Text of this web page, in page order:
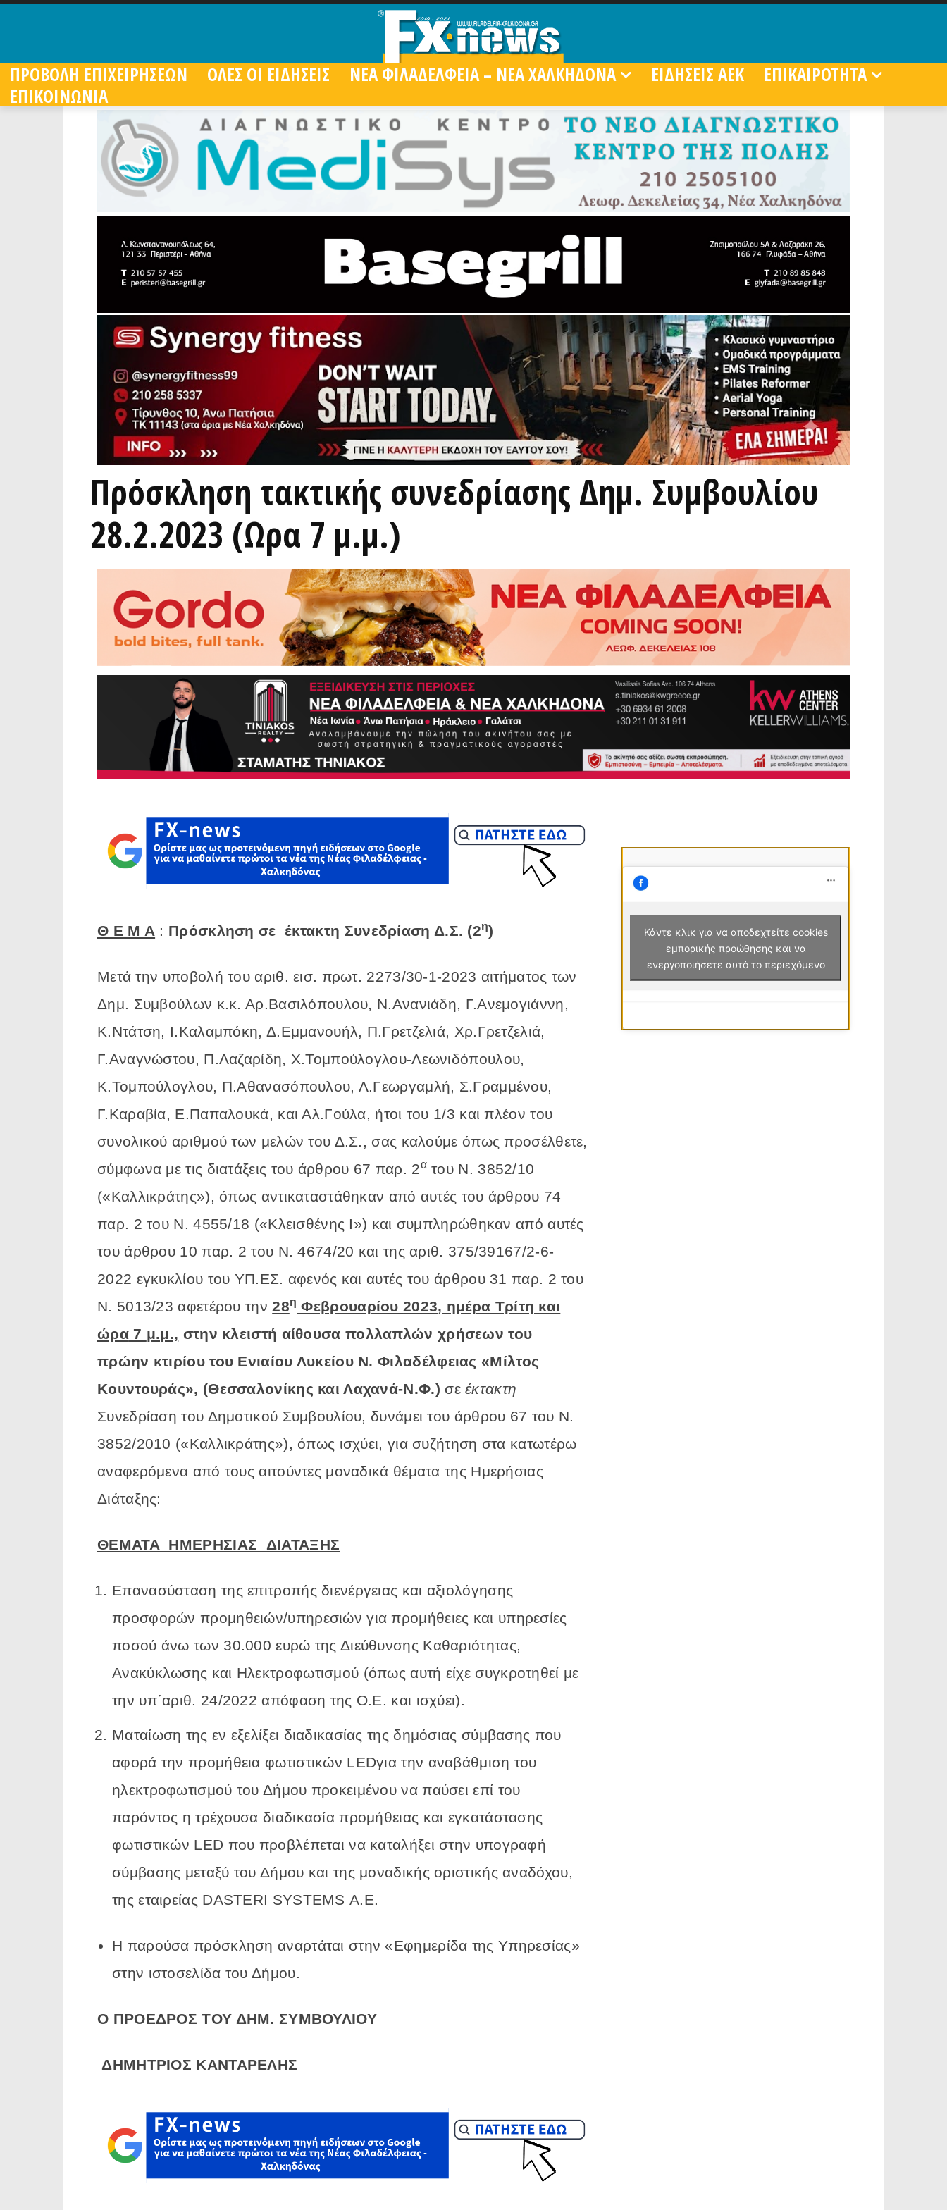
ΠΡΟΒΟΛΗ ΕΠΙΧΕΙΡΗΣΕΩΝ ΟΛΕΣ ΟΙ ΕΙΔΗΣΕΙΣ ΝΕΑ ΦΙΛΑΔΕΛΦΕΙΑ – ΝΕΑ ΧΑΛΚΗΔΟΝΑ ΕΙΔΗΣΕΙΣ ΑΕΚ
ΕΠΙΚΑΙΡΟΤΗΤΑ
ΕΠΙΚΟΙΝΩΝΙΑ
Πρόσκληση τακτικής συνεδρίασης Δημ. Συμβουλίου
28.2.2023 (Ωρα 7 μ.μ.)
Θ Ε Μ Α : Πρόσκληση σε έκτακτη Συνεδρίαση Δ.Σ. (2η)
Μετά την υποβολή του αριθ. εισ. πρωτ. 2273/30-1-2023 αιτήματος των
Δημ. Συμβούλων κ.κ. Αρ.Βασιλόπουλου, Ν.Ανανιάδη, Γ.Ανεμογιάννη,
Κ.Ντάτση, Ι.Καλαμπόκη, Δ.Εμμανουήλ, Π.Γρετζελιά, Χρ.Γρετζελιά,
Γ.Αναγνώστου, Π.Λαζαρίδη, Χ.Τομπούλογλου-Λεωνιδόπουλου,
Κ.Τομπούλογλου, Π.Αθανασόπουλου, Λ.Γεωργαμλή, Σ.Γραμμένου,
Γ.Καραβία, Ε.Παπαλουκά, και Αλ.Γούλα, ήτοι του 1/3 και πλέον του
συνολικού αριθμού των μελών του Δ.Σ., σας καλούμε όπως προσέλθετε,
σύμφωνα με τις διατάξεις του άρθρου 67 παρ. 2ατου Ν. 3852/10
(«Καλλικράτης»), όπως αντικαταστάθηκαν από αυτές του άρθρου 74
παρ. 2 του Ν. 4555/18 («Κλεισθένης Ι») και συμπληρώθηκαν από αυτές
του άρθρου 10 παρ. 2 του Ν. 4674/20 και της αριθ. 375/39167/2-6-
2022 εγκυκλίου του ΥΠ.ΕΣ. αφενός και αυτές του άρθρου 31 παρ. 2 του
Ν. 5013/23 αφετέρου την28η Φεβρουαρίου2023, ημέρα Τρίτη και
ώρα7 μ.μ., στην κλειστή αίθουσα πολλαπλών χρήσεων του
πρώην κτιρίου του Ενιαίου Λυκείου Ν. Φιλαδέλφειας «Μίλτος
Κουντουράς», (Θεσσαλονίκης και Λαχανά-Ν.Φ.) σεέκτακτη
Συνεδρίαση του Δημοτικού Συμβουλίου, δυνάμει του άρθρου 67 του Ν.
3852/2010 («Καλλικράτης»), όπως ισχύει, για συζήτηση στα κατωτέρω
αναφερόμενα από τους αιτούντες μοναδικά θέματα της Ημερήσιας
Διάταξης:
ΘΕΜΑΤΑ ΗΜΕΡΗΣΙΑΣ ΔΙΑΤΑΞΗΣ
Επανασύσταση της επιτροπής διενέργειας και αξιολόγησης
προσφορών προμηθειών/υπηρεσιών για προμήθειες και υπηρεσίες
ποσού άνω των 30.000 ευρώ της Διεύθυνσης Καθαριότητας,
Ανακύκλωσης και Ηλεκτροφωτισμού (όπως αυτή είχε συγκροτηθεί με
την υπ΄αριθ. 24/2022 απόφαση της Ο.Ε. και ισχύει).
Ματαίωση της εν εξελίξει διαδικασίας της δημόσιας σύμβασης που
αφορά την προμήθεια φωτιστικών LEDγια την αναβάθμιση του
ηλεκτροφωτισμού του Δήμου προκειμένου να παύσει επί του
παρόντος η τρέχουσα διαδικασία προμήθειας και εγκατάστασης
φωτιστικών LED που προβλέπεται να καταλήξει στην υπογραφή
σύμβασης μεταξύ του Δήμου και της μοναδικής οριστικής αναδόχου,
της εταιρείας DASTERI SYSTEMS A.E.
Η παρούσα πρόσκληση αναρτάται στην «Εφημερίδα της Υπηρεσίας»
στην ιστοσελίδα του Δήμου.
Ο ΠΡΟΕΔΡΟΣ ΤΟΥ ΔΗΜ. ΣΥΜΒΟΥΛΙΟΥ
ΔΗΜΗΤΡΙΟΣ ΚΑΝΤΑΡΕΛΗΣ
Κάντε κλικ για να αποδεχτείτε cookies
εμπορικής προώθησης και να
ενεργοποιήσετε αυτό το περιεχόμενο